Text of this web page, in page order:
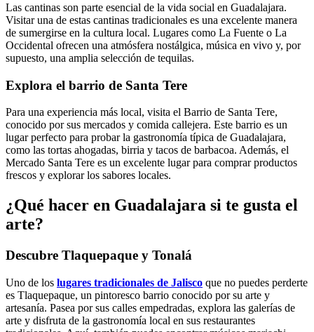
Las cantinas son parte esencial de la vida social en Guadalajara.
Visitar una de estas cantinas tradicionales es una excelente manera
de sumergirse en la cultura local. Lugares como La Fuente o La
Occidental ofrecen una atmósfera nostálgica, música en vivo y, por
supuesto, una amplia selección de tequilas.
Explora el barrio de Santa Tere
Para una experiencia más local, visita el Barrio de Santa Tere,
conocido por sus mercados y comida callejera. Este barrio es un
lugar perfecto para probar la gastronomía típica de Guadalajara,
como las tortas ahogadas, birria y tacos de barbacoa. Además, el
Mercado Santa Tere es un excelente lugar para comprar productos
frescos y explorar los sabores locales.
¿Qué hacer en Guadalajara si te gusta el
arte?
Descubre Tlaquepaque y Tonalá
Uno de los lugares tradicionales de Jalisco que no puedes perderte
es Tlaquepaque, un pintoresco barrio conocido por su arte y
artesanía. Pasea por sus calles empedradas, explora las galerías de
arte y disfruta de la gastronomía local en sus restaurantes